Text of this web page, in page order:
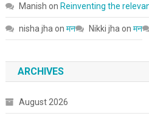
Manish on Reinventing the
nisha jha on मन Nikki jha on मन
ARCHIVES
August 2026